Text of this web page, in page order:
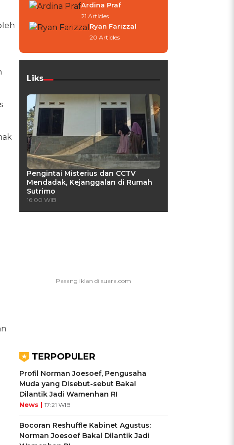
Ardina Praf
21 Articles
Ryan Farizzal
20 Articles
Liks
Pengintai Misterius dan CCTV
Mendadak, Kejanggalan di Rumah
Sutrimo
16:00 WIB
TERPOPULER
Profil Norman Joesoef, Pengusaha
Muda yang Disebut-sebut Bakal
Dilantik Jadi Wamenhan RI
News | 17:21 WIB
Bocoran Reshuffle Kabinet Agustus:
Norman Joesoef Bakal Dilantik Jadi